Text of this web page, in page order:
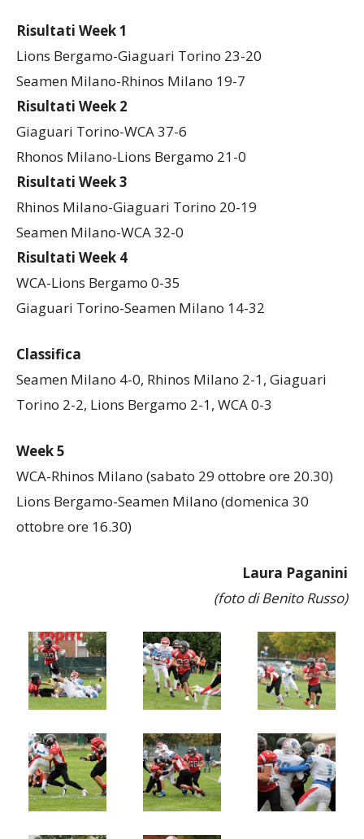
Risultati Week 1
Lions Bergamo-Giaguari Torino 23-20
Seamen Milano-Rhinos Milano 19-7
Risultati Week 2
Giaguari Torino-WCA 37-6
Rhonos Milano-Lions Bergamo 21-0
Risultati Week 3
Rhinos Milano-Giaguari Torino 20-19
Seamen Milano-WCA 32-0
Risultati Week 4
WCA-Lions Bergamo 0-35
Classifica
Seamen Milano 4-0, Rhinos Milano 2-1, Giaguari
Week 5
WCA-Rhinos Milano (sabato 29 ottobre ore 20.30)
Lions Bergamo-Seamen Milano (domenica 30
Laura Paganini